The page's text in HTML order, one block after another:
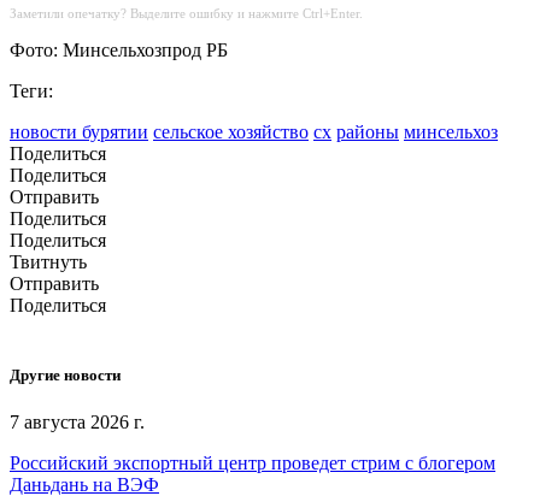
Заметили опечатку? Выделите ошибку и нажмите Ctrl+Enter.
Фото: Минсельхозпрод РБ
Теги:
новости бурятии сельское хозяйство сх районы минсельхоз
Поделиться
Поделиться
Отправить
Поделиться
Поделиться
Твитнуть
Отправить
Поделиться
Другие новости
7 августа 2026 г.
Российский экспортный центр проведет стрим с блогером
Даньдань на ВЭФ